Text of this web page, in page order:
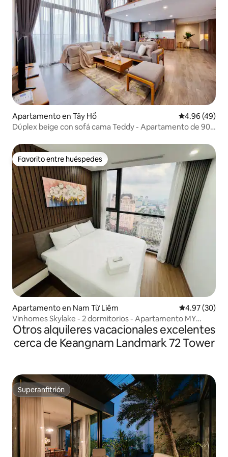
Apartamento en Tây Hồ Calificación
4.96 (49)
Dúplex beige con sofá cama Teddy - Apartamento de 90
Favorito entre huéspedes
Favorito entre huéspedes
Apartamento en Nam Từ Liêm Calificación
4.97 (30)
Vinhomes Skylake - 2 dormitorios - Apartamento MY
DINH - Kane
Otros alquileres vacacionales excelentes
cerca de Keangnam Landmark 72 Tower
Superanfitrión
Superanfitrión